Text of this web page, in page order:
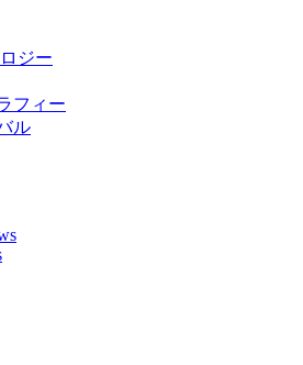
ジー
フィー
ル